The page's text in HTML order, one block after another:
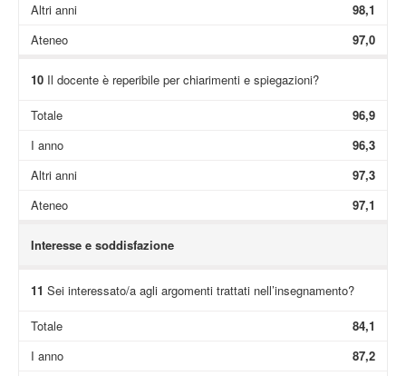
Altri anni
98,1
Ateneo
97,0
10Il docente è reperibile per chiarimenti e spiegazioni?
Totale
96,9
I anno
96,3
Altri anni
97,3
Ateneo
97,1
Interesse e soddisfazione
11 Sei interessato/a agli argomenti trattati nell’insegnamento?
Totale
84,1
I anno
87,2